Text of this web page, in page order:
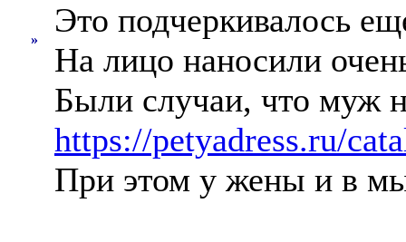
»
Это подчеркивалось
На лицо наносили
Были случаи, что муж
https://petyadress.ru/
При этом у жены и в